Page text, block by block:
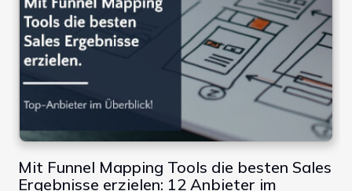
Mit Funnel Mapping Tools die besten Sales
Ergebnisse erzielen: 12 Anbieter im